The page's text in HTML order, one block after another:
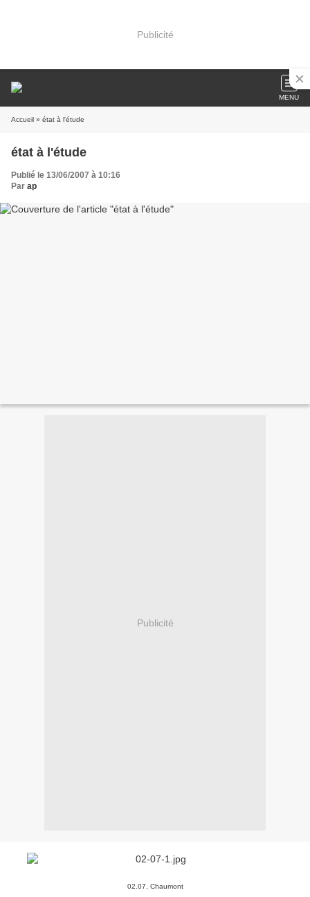
Publicité
MENU
Accueil » état à l'étude
état à l'étude
Publié le 13/06/2007 à 10:16
Par ap
Publicité
02.07, Chaumont